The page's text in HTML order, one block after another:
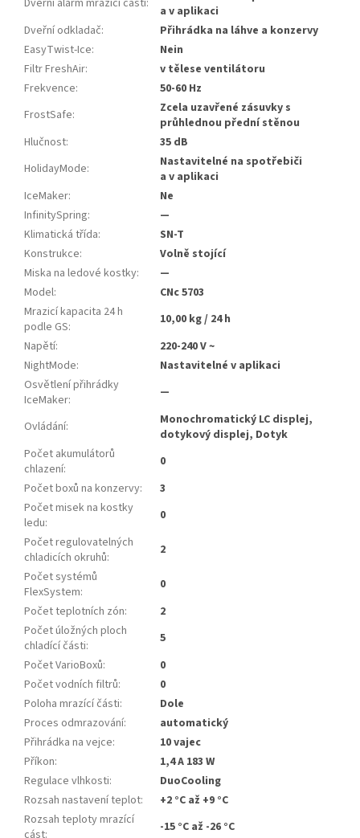
Dveřní alarm mrazicí části:
a v aplikaci
Dveřní odkladač:
Přihrádka na láhve a konzervy
EasyTwist-Ice:
Nein
Filtr FreshAir:
v tělese ventilátoru
Frekvence:
50-60 Hz
FrostSafe:
Zcela uzavřené zásuvky s
průhlednou přední stěnou
Hlučnost:
35 dB
HolidayMode:
Nastavitelné na spotřebiči
a v aplikaci
IceMaker:
Ne
InfinitySpring:
—
Klimatická třída:
SN-T
Konstrukce:
Volně stojící
Miska na ledové kostky:
—
Model:
CNc 5703
Mrazicí kapacita 24 h
podle GS:
10,00 kg / 24 h
Napětí:
220-240 V ~
NightMode:
Nastavitelné v aplikaci
Osvětlení přihrádky
IceMaker: —
Ovládání:
Monochromatický LC displej,
dotykový displej, Dotyk
Počet akumulátorů
chlazení:
0
Počet boxů na konzervy:
3
Počet misek na kostky
ledu:
0
Počet regulovatelných
chladicích okruhů:
2
Počet systémů
FlexSystem:
0
Počet teplotních zón:
2
Počet úložných ploch
chladící části:
5
Počet VarioBoxů:
0
Počet vodních filtrů:
0
Poloha mrazící části:
Dole
Proces odmrazování:
automatický
Přihrádka na vejce:
10 vajec
Příkon:
1,4 A 183 W
Regulace vlhkosti:
DuoCooling
Rozsah nastavení teplot:
+2 °C až +9 °C
Rozsah teploty mrazící
-15 °C až -26 °C